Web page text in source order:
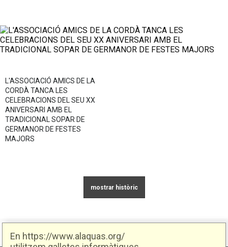
En https://www.alaquas.org/
L'ASSOCIACIÓ AMICS DE LA
CORDÀ TANCA LES
CELEBRACIONS DEL SEU XX
ANIVERSARI AMB EL
TRADICIONAL SOPAR DE
GERMANOR DE FESTES
MAJORS